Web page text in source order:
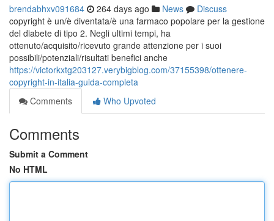
brendabhxv091684 264 days ago News
Discuss
copyright è un/è diventata/è una farmaco popolare per la gestione
del diabete di tipo 2. Negli ultimi tempi, ha
ottenuto/acquisito/ricevuto grande attenzione per i suoi
possibili/potenziali/risultati benefici anche
https://victorkxtg203127.verybigblog.com/37155398/ottenere-
copyright-in-italia-guida-completa
Comments
Who Upvoted
Comments
Submit a Comment
No HTML